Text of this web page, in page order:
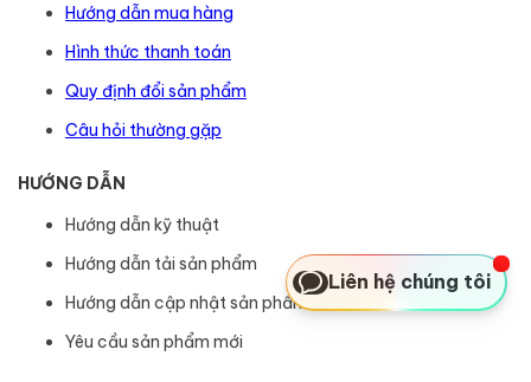
Hướng dẫn mua hàng
Hình thức thanh toán
Quy định đổi sản phẩm
Câu hỏi thường gặp
HƯỚNG DẪN
Hướng dẫn kỹ thuật
Hướng dẫn tải sản phẩm
Hướng dẫn cập nhật sản phẩm
Yêu cầu sản phẩm mới
Liên hệ chúng tôi